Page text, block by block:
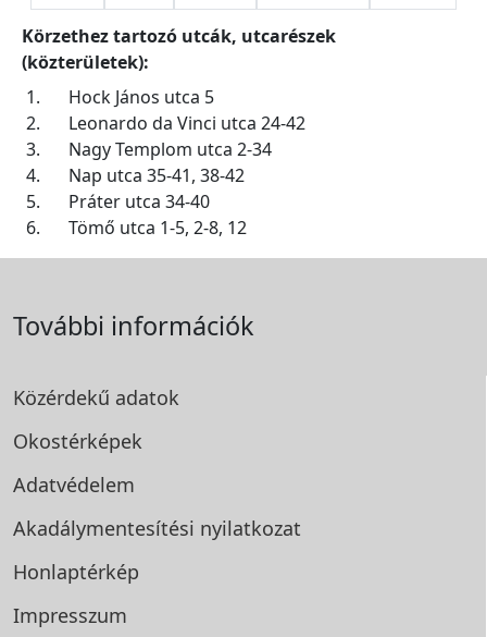
Körzethez tartozó utcák, utcarészek
(közterületek):
1.
Hock János utca 5
2.
Leonardo da Vinci utca 24-42
3.
Nagy Templom utca 2-34
4.
Nap utca 35-41, 38-42
5.
Práter utca 34-40
6.
Tömő utca 1-5, 2-8, 12
További információk
Közérdekű adatok
Okostérképek
Adatvédelem
Akadálymentesítési nyilatkozat
Honlaptérkép
Impresszum